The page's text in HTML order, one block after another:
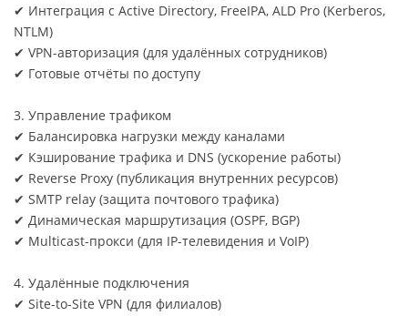
✔ Интеграция с Active Directory, FreeIPA, ALD Pro (Kerberos,
NTLM)
✔ VPN-авторизация (для удалённых сотрудников)
✔ Готовые отчёты по доступу
3. Управление трафиком
✔ Балансировка нагрузки между каналами
✔ Кэширование трафика и DNS (ускорение работы)
✔ Reverse Proxy (публикация внутренних ресурсов)
✔ SMTP relay (защита почтового трафика)
✔ Динамическая маршрутизация (OSPF, BGP)
✔ Multicast-прокси (для IP-телевидения и VoIP)
4. Удалённые подключения
✔ Site-to-Site VPN (для филиалов)